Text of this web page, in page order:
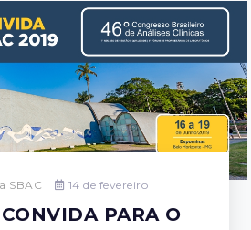
SBAC 14 de fevereiro
PARA O